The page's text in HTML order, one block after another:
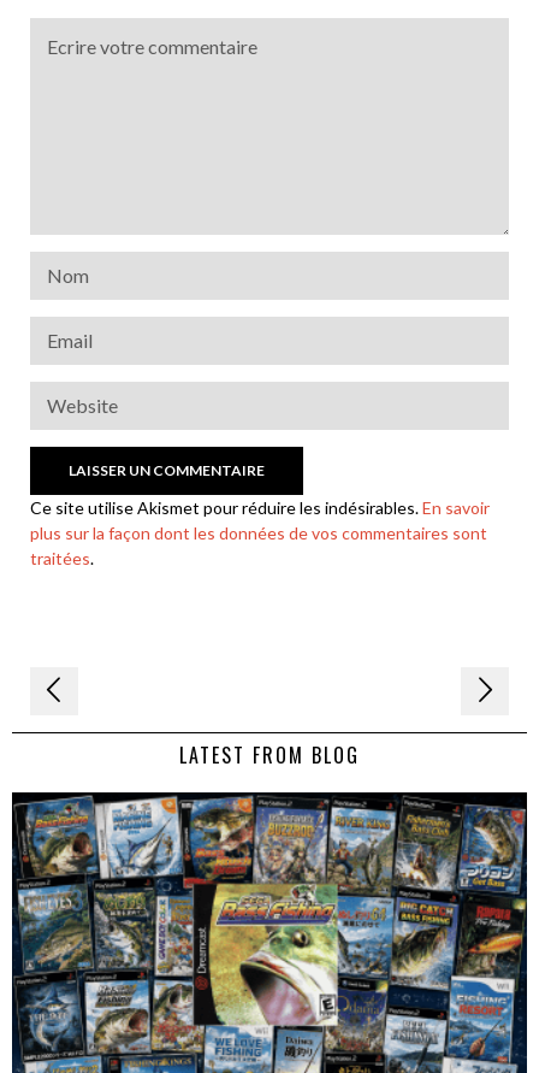
Ce site utilise Akismet pour réduire les indésirables.En savoir
plus sur la façon dont les données de vos commentaires sont
traitées.
Navigation
de LATEST FROM BLOG